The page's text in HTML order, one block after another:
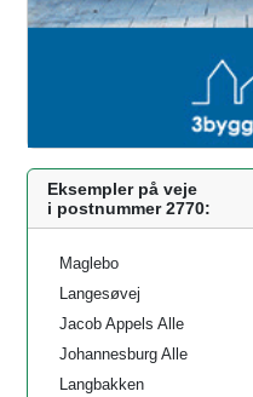
Eksempler på veje
i postnummer 2770:
Maglebo
Langesøvej
Jacob Appels Alle
Johannesburg Alle
Langbakken